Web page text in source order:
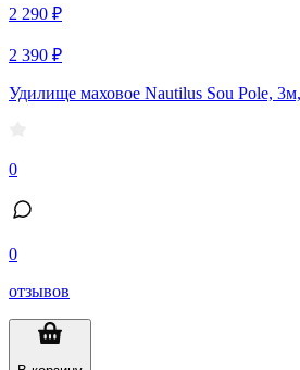
2 290 ₽
2 390 ₽
Удилище маховое Nautilus Sou Pole,
0
0
отзывов